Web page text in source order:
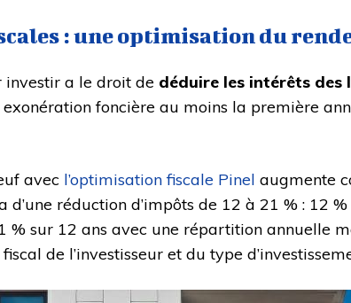
: une optimisation du
investir a le droit de déduire les intérêts des
foncière au moins la première
avec l’optimisation fiscale Pinel augmente
réduction d’impôts de 12 à 21 % : 12
sur 12 ans avec une répartition annuelle
de l’investisseur et du type